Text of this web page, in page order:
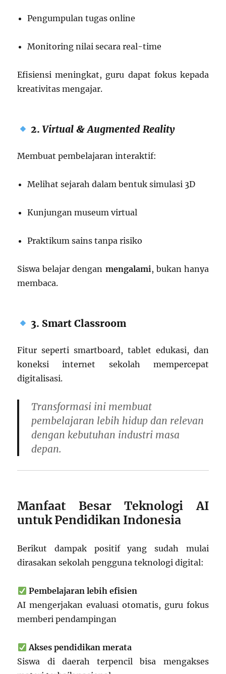
Pengumpulan tugas online
Monitoring nilai secara real-time
Efisiensi meningkat, guru dapat fokus kepada
kreativitas mengajar.
2.Virtual & Augmented Reality
Membuat pembelajaran interaktif:
Melihat sejarah dalam bentuk simulasi 3D
Kunjungan museum virtual
Praktikum sains tanpa risiko
Siswa belajar dengan mengalami, bukan hanya
membaca.
3. Smart Classroom
Fitur seperti smartboard, tablet edukasi, dan
koneksi internet sekolah mempercepat
digitalisasi.
Transformasi ini membuat
pembelajaran lebih hidup dan relevan
dengan kebutuhan industri masa
depan.
Manfaat Besar Teknologi AI
untuk Pendidikan Indonesia
Berikut dampak positif yang sudah mulai
dirasakan sekolah pengguna teknologi digital:
Pembelajaran lebih efisien
AI mengerjakan evaluasi otomatis, guru fokus
memberi pendampingan
Akses pendidikan merata
Siswa di daerah terpencil bisa mengakses